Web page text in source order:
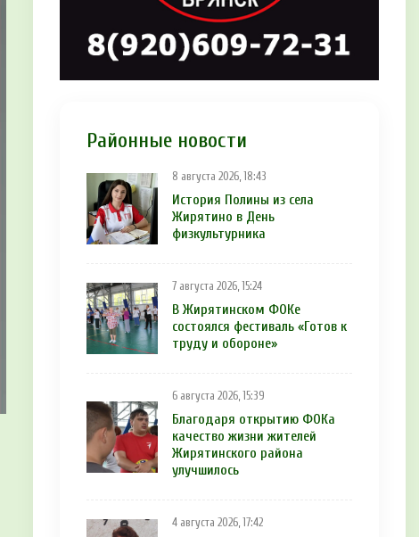
Районные новости
8 августа 2026, 18:43
История Полины из села
Жирятино в День
физкультурника
7 августа 2026, 15:24
В Жирятинском ФОКе
состоялся фестиваль «Готов к
труду и обороне»
6 августа 2026, 15:39
Благодаря открытию ФОКа
качество жизни жителей
Жирятинского района
улучшилось
4 августа 2026, 17:42